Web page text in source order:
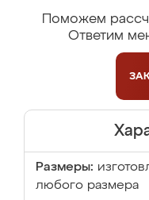
Поможем
Ответим
Размеры:
любого размера